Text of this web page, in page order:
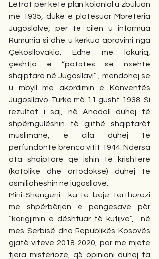
Letrat për këtë plan kolonial u zbuluan
më 1935, duke e plotësuar Mbretëria
Jugoslalve, për të cilën u informua
Rumunia si dhe u kërkua aprovimi nga
Çekosllovakia. Edhe më lakuriq,
çështja e “patates së nxehtë
shqiptare në Jugosllavi” , mendohej se
u mbyll me akordimin e Konventës
Jugosllavo-Turke më 11 gusht 1938. Si
rezultat i saj, në Anadoll duhej të
shpërngulëshin të gjithë shqiptarët
muslimanë, e cila duhej të
përfundonte brenda vitit 1944. Ndërsa
ata shqiptarë që ishin të krishterë
(katolikë dhe ortodoksë) duhej të
asmilioheshin në jugosllavë.
Mini-Shëngeni  ka të bëjë tërthorazi
me shpërbërjen e pengesave për
“korigjimin e dështuar të kufijve”,  në
mes Serbisë dhe Republikës Kosovës
gjatë viteve 2018-2020, por me mjete
tjera misterioze, që opinioni duhej ta